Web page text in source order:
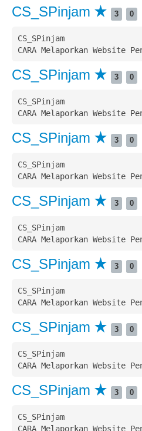
CS_SPinjam 3 0
CS_SPinjam
CS_SPinjam 3 0
CS_SPinjam
CS_SPinjam 3 0
CS_SPinjam
CS_SPinjam 3 0
CS_SPinjam
CS_SPinjam 3 0
CS_SPinjam
CS_SPinjam 3 0
CS_SPinjam
CS_SPinjam 3 0
CS_SPinjam